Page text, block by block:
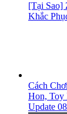
[Tại Sao]
Khắc
Cách
Hon, ‎Toy
Update